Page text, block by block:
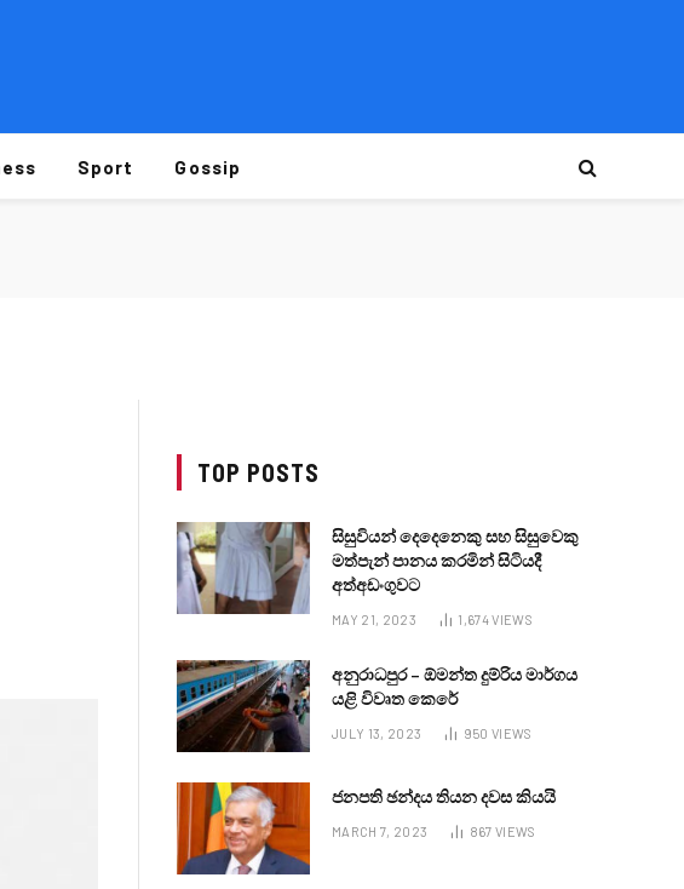
Sport Gossip
TOP POSTS
සිසුවියන් දෙදෙනෙකු සහ සිසුවෙකු
මත්පැන් පානය කරමින් සිටියදී
අත්අඩංගුවට
MAY 21, 2023 1,674VIEWS
අනුරාධපුර – ඕමන්ත දුම්රිය මාර්ගය
යළි විවෘත කෙරේ
JULY 13, 2023 950 VIEWS
ජනපති ඡන්දය තියන දවස කියයි
MARCH 7, 2023 867 VIEWS